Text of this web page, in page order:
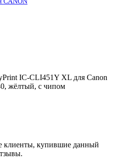
IC-CLI451Y XL для Canon
жёлтый, с чипом
клиенты, купившие данный